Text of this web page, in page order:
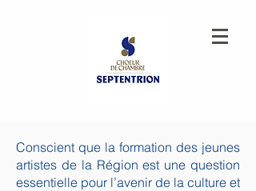
Conscient que la formation des jeunes
artistes de la Région est une question
essentielle pour l’avenir de la culture et